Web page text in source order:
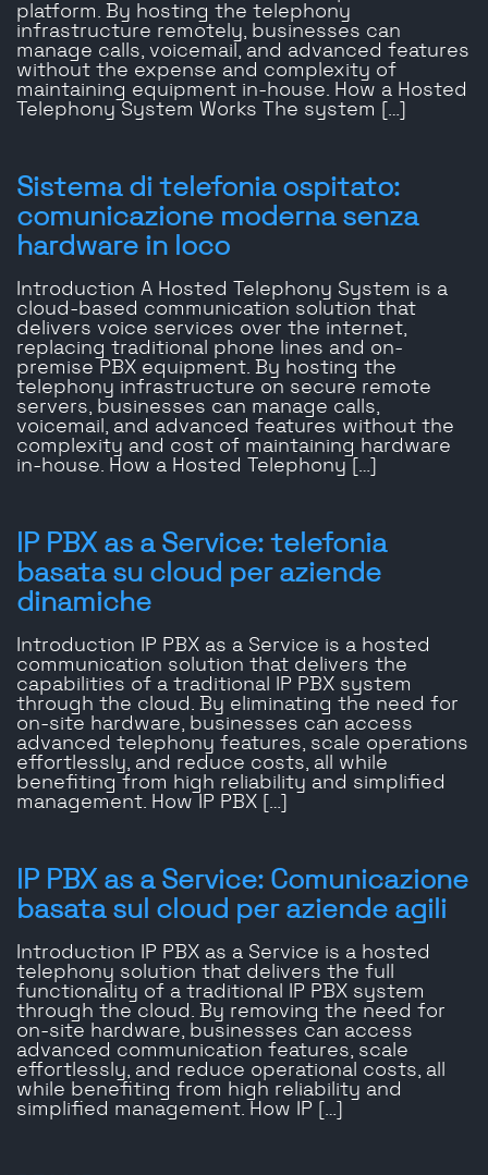
platform. By hosting the telephony
infrastructure remotely, businesses can
manage calls, voicemail, and advanced features
without the expense and complexity of
maintaining equipment in-house. How a Hosted
Telephony System Works The system […]
Sistema di telefonia ospitato:
comunicazione moderna senza
hardware in loco
Introduction A Hosted Telephony System is a
cloud-based communication solution that
delivers voice services over the internet,
replacing traditional phone lines and on-
premise PBX equipment. By hosting the
telephony infrastructure on secure remote
servers, businesses can manage calls,
voicemail, and advanced features without the
complexity and cost of maintaining hardware
in-house. How a Hosted Telephony […]
IP PBX as a Service: telefonia
basata su cloud per aziende
dinamiche
Introduction IP PBX as a Service is a hosted
communication solution that delivers the
capabilities of a traditional IP PBX system
through the cloud. By eliminating the need for
on-site hardware, businesses can access
advanced telephony features, scale operations
effortlessly, and reduce costs, all while
benefiting from high reliability and simplified
management. How IP PBX […]
IP PBX as a Service: Comunicazione
basata sul cloud per aziende agili
Introduction IP PBX as a Service is a hosted
telephony solution that delivers the full
functionality of a traditional IP PBX system
through the cloud. By removing the need for
on-site hardware, businesses can access
advanced communication features, scale
effortlessly, and reduce operational costs, all
while benefiting from high reliability and
simplified management. How IP […]